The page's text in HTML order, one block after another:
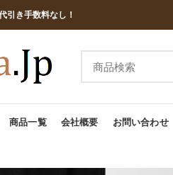
引き手数料なし！
商品一覧 会社概要 お問い合わせ